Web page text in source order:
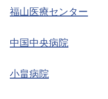
福山医療センター
中国中央病院
小畠病院